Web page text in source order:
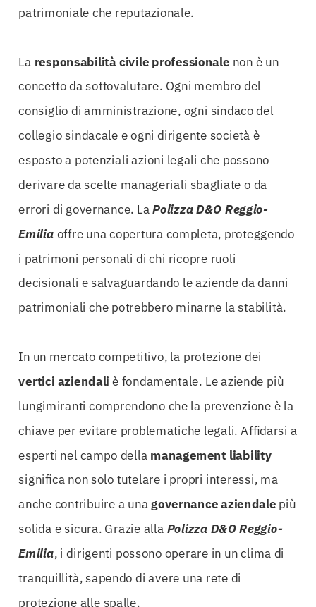
patrimoniale che reputazionale.
La responsabilità civile professionale non è un
concetto da sottovalutare. Ogni membro del
consiglio di amministrazione, ogni sindaco del
collegio sindacale e ogni dirigente società è
esposto a potenziali azioni legali che possono
derivare da scelte manageriali sbagliate o da
errori di governance. LaPolizza D&O Reggio-
Emilia offre una copertura completa, proteggendo
i patrimoni personali di chi ricopre ruoli
decisionali e salvaguardando le aziende da danni
patrimoniali che potrebbero minarne la stabilità.
In un mercato competitivo, la protezione dei
vertici aziendali è fondamentale. Le aziende più
lungimiranti comprendono che la prevenzione è la
chiave per evitare problematiche legali. Affidarsi a
esperti nel campo della management liability
significa non solo tutelare i propri interessi, ma
anche contribuire a unagovernance aziendale più
solida e sicura. Grazie alla Polizza D&O Reggio-
Emilia, i dirigenti possono operare in un clima di
tranquillità, sapendo di avere una rete di
protezione alle spalle.